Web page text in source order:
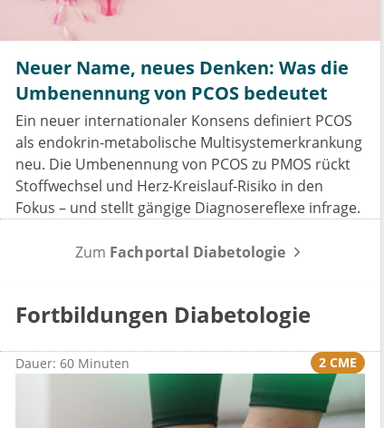
Neuer Name, neues Denken: Was die
Umbenennung von PCOS bedeutet
Ein neuer internationaler Konsens definiert PCOS
als endokrin-metabolische Multisystemerkrankung
neu. Die Umbenennung von PCOS zu PMOS rückt
Stoffwechsel und Herz-Kreislauf-Risiko in den
Fokus – und stellt gängige Diagnosereflexe infrage.
Zum Fachportal Diabetologie
Fortbildungen Diabetologie
Dauer: 60 Minuten 2 CME